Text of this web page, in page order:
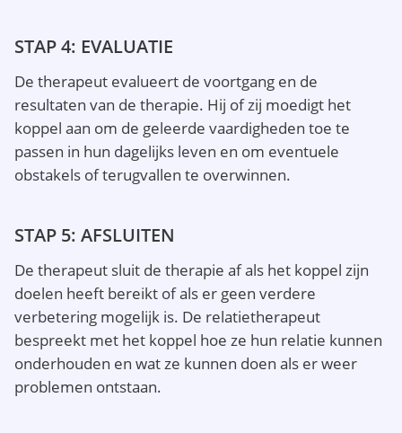
STAP 4: EVALUATIE
De therapeut evalueert de voortgang en de
resultaten van de therapie. Hij of zij moedigt het
koppel aan om de geleerde vaardigheden toe te
passen in hun dagelijks leven en om eventuele
obstakels of terugvallen te overwinnen.
STAP 5: AFSLUITEN
De therapeut sluit de therapie af als het koppel zijn
doelen heeft bereikt of als er geen verdere
verbetering mogelijk is. De relatietherapeut
bespreekt met het koppel hoe ze hun relatie kunnen
onderhouden en wat ze kunnen doen als er weer
problemen ontstaan.